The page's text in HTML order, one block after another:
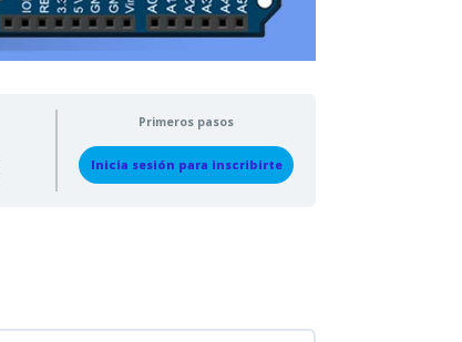
Primeros pasos
Inicia sesión para inscribirte